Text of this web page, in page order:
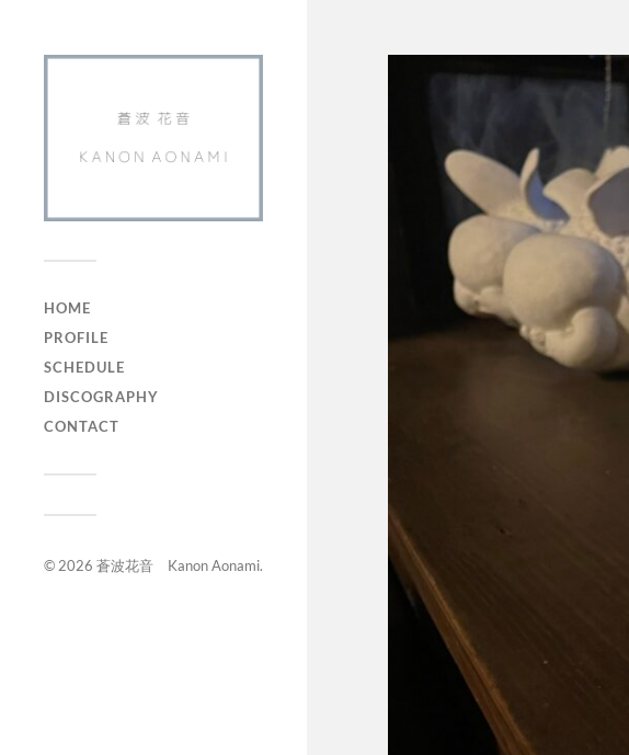
HOME
PROFILE
SCHEDULE
DISCOGRAPHY
CONTACT
© 2026 蒼波花音 Kanon Aonami.